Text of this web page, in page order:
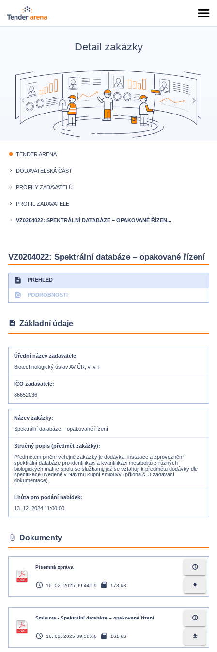
Detail zakázky
fiber_manual_record TENDER ARENA
keyboard_arrow_right DODAVATELSKÁ ČÁST
keyboard_arrow_right PROFILY ZADAVATELŮ
keyboard_arrow_right PROFIL ZADAVATELE
keyboard_arrow_right VZ0204022: SPEKTRÁLNÍ DATABÁZE – OPAKOVANÉ ŘÍZEN...
VZ0204022: Spektrální databáze – opakované řízení
description PŘEHLED
find_in_page PODROBNOSTI
description Základní údaje
Úřední název zadavatele
Biotechnologický ústav AV ČR, v. v. i.
IČO zadavatele
86652036
Název zakázky
Spektrální databáze – opakované řízení
Stručný popis (předmět zakázky)
Předmětem plnění veřejné zakázky je dodávka, instalace a zprovoznění
spektrální databáze pro identifikaci a kvantifikaci metabolitů z různých
biologických matric spolu se službami, jež se vztahují k předmětu dodávky dle
specifikace uvedené v Návrhu kupní smlouvy (příloha č. 3 zadávací
dokumentace).
Lhůta pro podání nabídek
13. 12. 2024 11:00:00
attach_file Dokumenty
Písemná zpráva
access_time 16. 02. 2025 09:44:59 sd_card 178 kB
info_outline
file_download
Smlouva - Spektrální databáze – opakované řízení
access_time 16. 02. 2025 09:38:06 sd_card 161 kB
info_outline
file_download